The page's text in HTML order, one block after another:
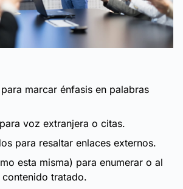
para marcar énfasis en palabras
para voz extranjera o citas.
para resaltar enlaces externos.
esta misma) para enumerar o al
tratado.